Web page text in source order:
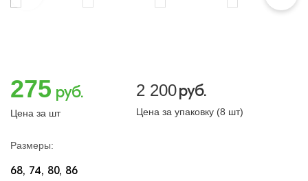
275 руб.
Цена за шт
2 200руб.
Цена за упаковку (8 шт)
Размеры:
68 74 80 86